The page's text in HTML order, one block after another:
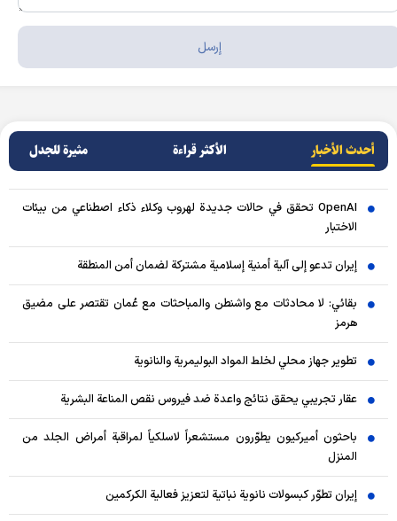
أحدث الأخبار الأکثر قراءة مثيرة للجدل
OpenAI تحقق في حالات جديدة لهروب وكلاء ذكاء اصطناعي من بيئات
الاختبار
إيران تدعو إلى آلية أمنية إسلامية مشتركة لضمان أمن المنطقة
بقائي: لا محادثات مع واشنطن والمباحثات مع عُمان تقتصر على مضيق
هرمز
تطوير جهاز محلي لخلط المواد البوليمرية والنانوية
عقار تجريبي يحقق نتائج واعدة ضد فيروس نقص المناعة البشرية
باحثون أميركيون يطوّرون مستشعراً لاسلكياً لمراقبة أمراض الجلد من
المنزل
إيران تطوّر كبسولات نانوية نباتية لتعزيز فعالية الكركمين